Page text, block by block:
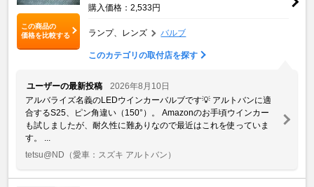
この商品の
価格を比較する
購入価格：2,533円
ランプ、レンズ バルブ
このカテゴリの取付店を探す
ユーザーの最新投稿
2026年8月10日
アルバライズ名義のLEDウインカーバルブです💡 アルトバンに適
合するS25、ピン角違い（150°）。 Amazonのお手頃ウインカー
も試しましたが、耐久性に難ありなので最近はこれを使っていま
す。 ...
tetsu@ND （愛車：スズキ アルトバン）